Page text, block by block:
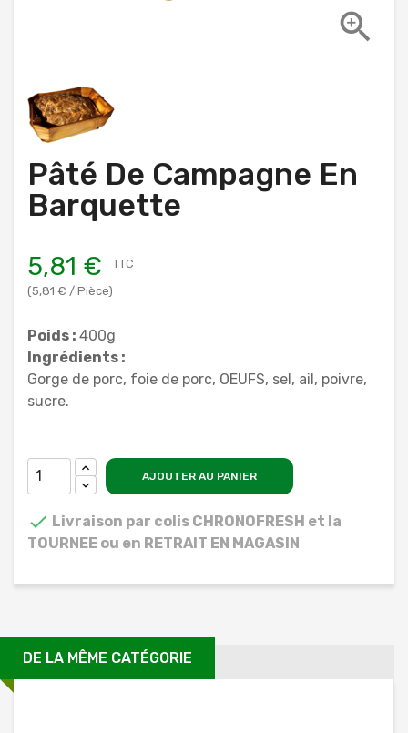

Pâté De Campagne En
Barquette
5,81 €
(5,81 € / Pièce)
TTC
Poids : 400g
Ingrédients :
Gorge de porc, foie de porc, OEUFS, sel, ail, poivre,
sucre.
AJOUTER AU PANIER
 Livraison par colis CHRONOFRESH et la
TOURNEE ou en RETRAIT EN MAGASIN
DE LA MÊME CATÉGORIE